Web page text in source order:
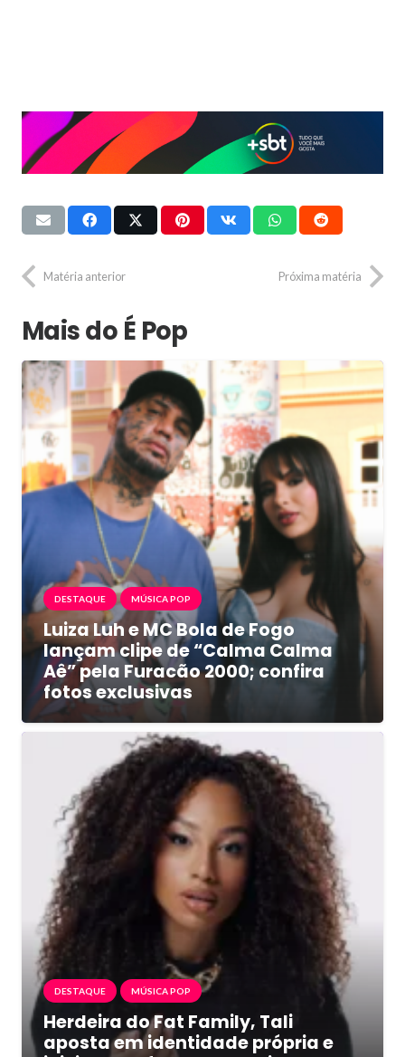
Matéria anterior Próxima matéria
Mais do É Pop
DESTAQUE MÚSICA POP
Luiza Luh e MC Bola de Fogo
lançam clipe de “Calma Calma
Aê” pela Furacão 2000; confira
fotos exclusivas
DESTAQUE MÚSICA POP
Herdeira do Fat Family, Tali
aposta em identidade própria e